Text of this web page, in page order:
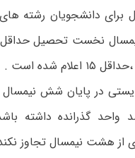
دانشجویان رشته
شده است .
در پایان شش
واحد گذرانده داشته
هشت نیمسال تجاوز